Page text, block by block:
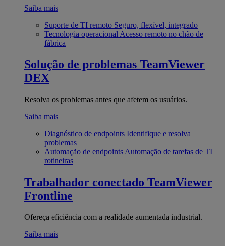
Saiba mais
Suporte de TI remoto Seguro, flexível, integrado
Tecnologia operacional Acesso remoto no chão de
fábrica
Solução de problemas TeamViewer
DEX
Resolva os problemas antes que afetem os usuários.
Saiba mais
Diagnóstico de endpoints Identifique e resolva
problemas
Automação de endpoints Automação de tarefas de TI
rotineiras
Trabalhador conectado TeamViewer
Frontline
Ofereça eficiência com a realidade aumentada industrial.
Saiba mais